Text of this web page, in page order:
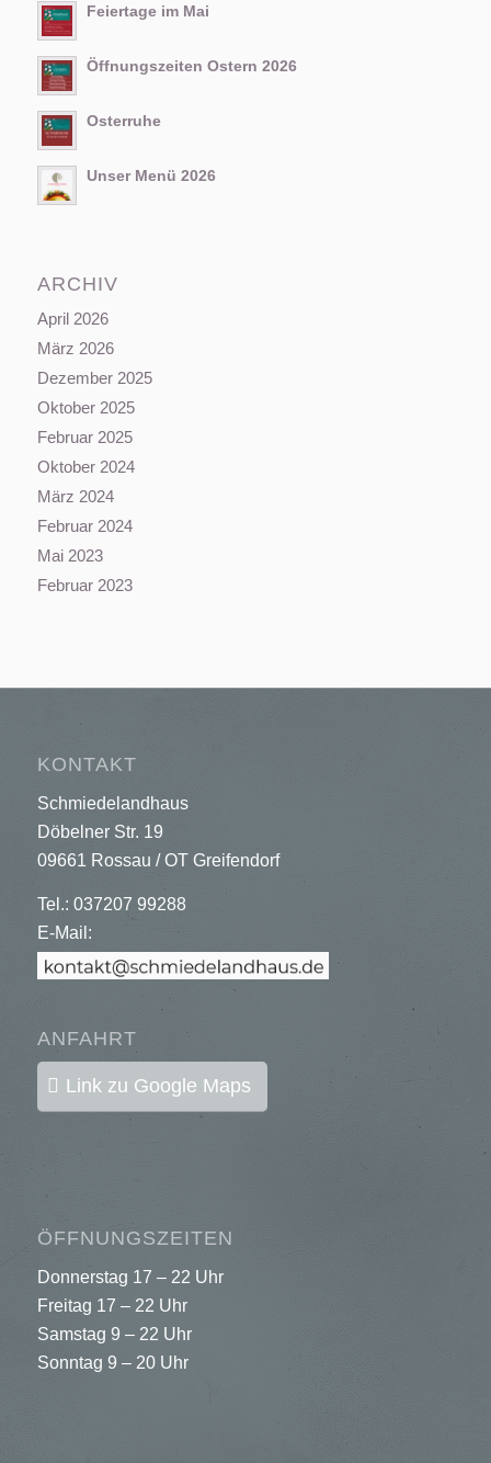
Feiertage im Mai
Öffnungszeiten Ostern 2026
Osterruhe
Unser Menü 2026
ARCHIV
April 2026
März 2026
Dezember 2025
Oktober 2025
Februar 2025
Oktober 2024
März 2024
Februar 2024
Mai 2023
Februar 2023
KONTAKT
Schmiedelandhaus
Döbelner Str. 19
09661 Rossau / OT Greifendorf
Tel.: 037207 99288
E-Mail:
ANFAHRT
Link zu Google Maps
ÖFFNUNGSZEITEN
Donnerstag 17 – 22 Uhr
Freitag 17 – 22 Uhr
Samstag 9 – 22 Uhr
Sonntag 9 – 20 Uhr